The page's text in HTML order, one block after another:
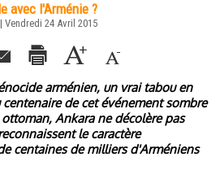
avec l'Arménie ?
| Vendredi 24 Avril 2015
arménien, un vrai tabou en
centenaire de cet événement sombre
Ankara ne décolère pas
le caractère
centaines de milliers d'Arméniens